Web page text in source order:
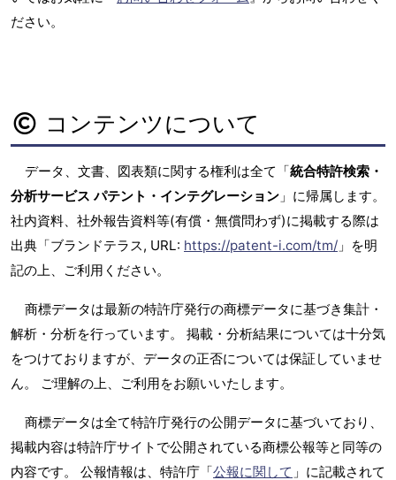
ださい。
コンテンツについて
データ、文書、図表類に関する権利は全て「統合特許検索・
分析サービス パテント・インテグレーション 」に帰属します。
社内資料、社外報告資料等(有償・無償問わず)に掲載する際は
出典「ブランドテラス, URL: https://patent-i.com/tm/ 」を明
記の上、ご利用ください。
商標データは最新の特許庁発行の商標データに基づき集計・
解析・分析を行っています。 掲載・分析結果については十分気
をつけておりますが、データの正否については保証していませ
ん。 ご理解の上、ご利用をお願いいたします。
商標データは全て特許庁発行の公開データに基づいており、
掲載内容は特許庁サイトで公開されている商標公報等と同等の
内容です。 公報情報は、特許庁「公報に関して 」に記載されて